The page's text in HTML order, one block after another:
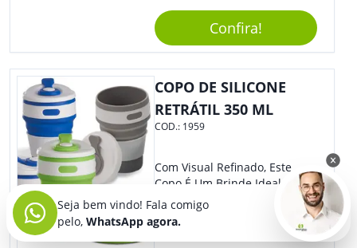
Marca.
Confira!
COPO DE SILICONE
RETRÁTIL 350 ML
COD.: 1959
Com Visual Refinado, Este
Copo É Um Brinde Ideal Para
Pessoas Práticas E Modernas.
Ótima Opção Para Levar Sua
Marca De Forma Estilosa,
Seja bem vindo! Fala comigo
pelo, WhatsApp agora.